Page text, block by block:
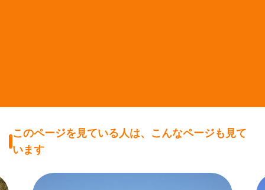
このページを見ている人は、こんなページも見て
います